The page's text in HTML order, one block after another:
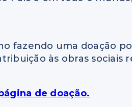
fazendo uma doação
às obras sociais
de doação.